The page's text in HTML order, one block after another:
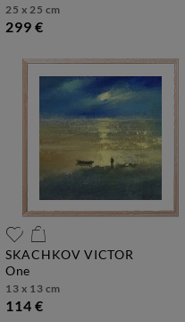
25 x 25 cm
299 €
SKACHKOV VICTOR
one
13 x 13 cm
114 €